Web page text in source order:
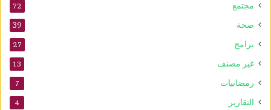
مجتمع 72
صحة 39
برامج 27
غير مصنف 13
رمضانيات 7
التقارير 4